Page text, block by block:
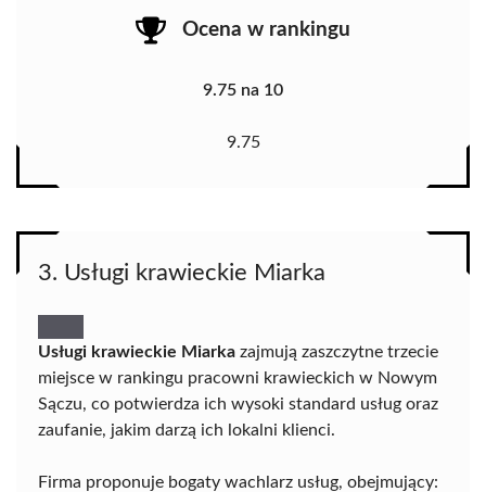
Ocena w rankingu
9.75 na 10
9.75
3. Usługi krawieckie Miarka
Usługi krawieckie Miarka zajmują zaszczytne trzecie
miejsce w rankingu pracowni krawieckich w Nowym
Sączu, co potwierdza ich wysoki standard usług oraz
zaufanie, jakim darzą ich lokalni klienci.
Firma proponuje bogaty wachlarz usług, obejmujący: